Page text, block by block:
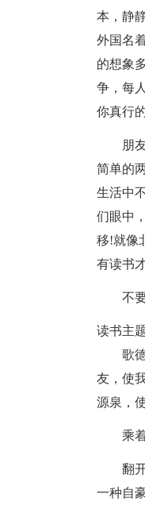
本，静
外国名
的想象
争，每
你真行
朋
简单的
生活中
们眼中
移!就像
有读书
不
读书主
歌
友，使
源泉，
乘
翻
一种自